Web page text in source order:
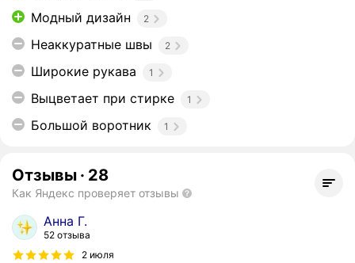
Модный дизайн 2
Неаккуратные швы 2
Широкие рукава 1
Выцветает при стирке 1
Большой воротник 1
Отзывы · 28
Как Яндекс проверяет отзывы
Анна Г.
52 отзыва
2 июля